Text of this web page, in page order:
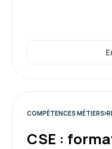
COMPÉTENCES MÉTIERS
CSE :